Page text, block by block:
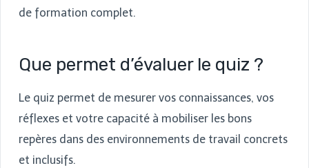
de formation complet.
Que permet d’évaluer le quiz ?
Le quiz permet de mesurer vos connaissances, vos
réflexes et votre capacité à mobiliser les bons
repères dans des environnements de travail concrets
et inclusifs.